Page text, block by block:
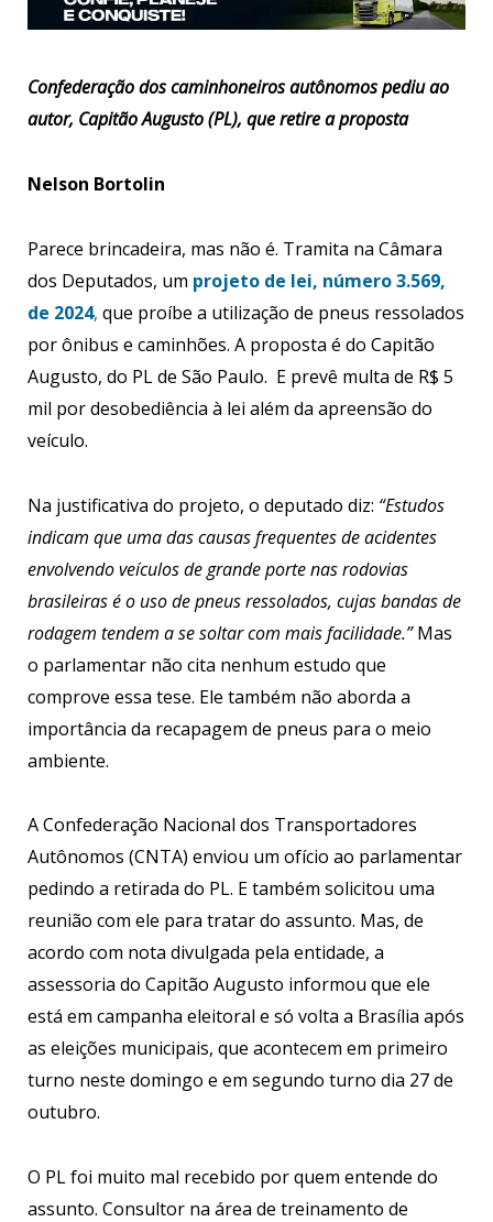
Confederação dos caminhoneiros autônomos pediu ao
autor, Capitão Augusto (PL), que retire a proposta
Nelson Bortolin
Parece brincadeira, mas não é. Tramita na Câmara
dos Deputados, um projeto de lei, número 3.569,
de 2024, que proíbe a utilização de pneus ressolados
por ônibus e caminhões. A proposta é do Capitão
Augusto, do PL de São Paulo. E prevê multa de R$ 5
mil por desobediência à lei além da apreensão do
veículo.
Na justificativa do projeto, o deputado diz: “Estudos
indicam que uma das causas frequentes de acidentes
envolvendo veículos de grande porte nas rodovias
brasileiras é o uso de pneus ressolados, cujas bandas de
rodagem tendem a se soltar com mais facilidade.”Mas
o parlamentar não cita nenhum estudo que
comprove essa tese. Ele também não aborda a
importância da recapagem de pneus para o meio
ambiente.
A Confederação Nacional dos Transportadores
Autônomos (CNTA) enviou um ofício ao parlamentar
pedindo a retirada do PL. E também solicitou uma
reunião com ele para tratar do assunto. Mas, de
acordo com nota divulgada pela entidade, a
assessoria do Capitão Augusto informou que ele
está em campanha eleitoral e só volta a Brasília após
as eleições municipais, que acontecem em primeiro
turno neste domingo e em segundo turno dia 27 de
outubro.
O PL foi muito mal recebido por quem entende do
assunto. Consultor na área de treinamento de